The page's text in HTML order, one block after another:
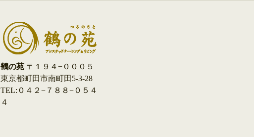
鶴の苑 〒１９４−０００５
東京都町田市南町田5-3-28
TEL:０４２−７８８−０５４
４